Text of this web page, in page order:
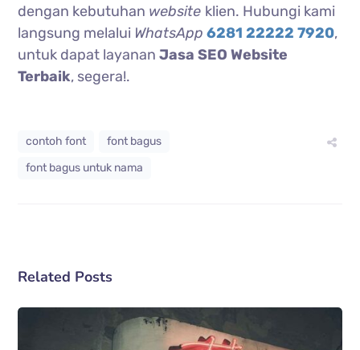
dengan kebutuhan website klien. Hubungi kami
langsung melalui WhatsApp 6281 22222 7920,
untuk dapat layananJasa SEO Website
Terbaik, segera!.
contoh font
font bagus
font bagus untuk nama
Related Posts